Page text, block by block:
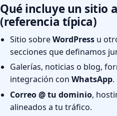
Qué incluye un sitio
(referencia típica)
Sitio sobreWordPress u
secciones que definamos
Galerías, noticias o blog,
integración con WhatsApp.
Correo @ tu dominio,
alineados a tu tráfico.